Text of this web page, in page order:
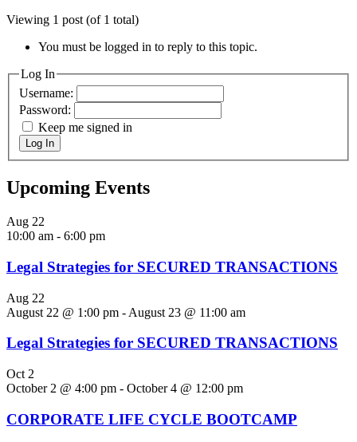
Viewing 1 post (of 1 total)
You must be logged in to reply to this topic.
Log In
Username:
Password:
Keep me signed in
Log In
Upcoming Events
Aug 22
10:00 am - 6:00 pm
Legal Strategies for SECURED TRANSACTIONS
Aug 22
August 22 @ 1:00 pm - August 23 @ 11:00 am
Legal Strategies for SECURED TRANSACTIONS
Oct 2
October 2 @ 4:00 pm - October 4 @ 12:00 pm
CORPORATE LIFE CYCLE BOOTCAMP